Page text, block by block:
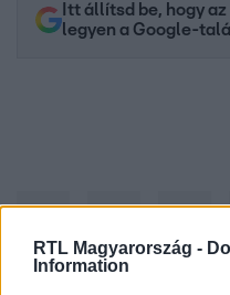
RTL Magyarország -
Information
Itt állítsd be, hogy
legyen a Google-